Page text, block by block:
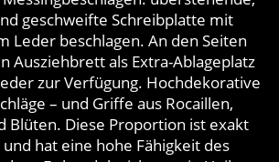
geschweifte Schreibplatte mit
Leder beschlagen. An den Seiten
Ausziehbrett als Extra-Ablageplatz
zur Verfügung. Hochdekorative
– und Griffe aus Rocaillen,
Blüten. Diese Proportion ist exakt
hat eine hohe Fähigkeit des